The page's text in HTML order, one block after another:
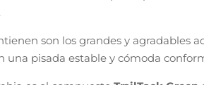
son los grandes y agradables
una pisada estable y cómoda